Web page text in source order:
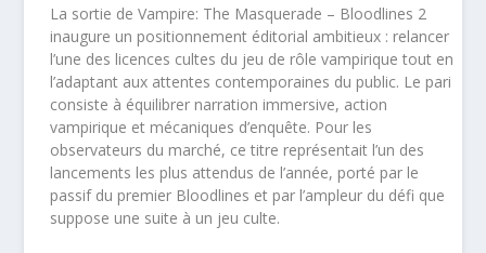
La sortie de Vampire: The Masquerade – Bloodlines 2
inaugure un positionnement éditorial ambitieux : relancer
l’une des licences cultes du jeu de rôle vampirique tout en
l’adaptant aux attentes contemporaines du public. Le pari
consiste à équilibrer narration immersive, action
vampirique et mécaniques d’enquête. Pour les
observateurs du marché, ce titre représentait l’un des
lancements les plus attendus de l’année, porté par le
passif du premier Bloodlines et par l’ampleur du défi que
suppose une suite à un jeu culte.